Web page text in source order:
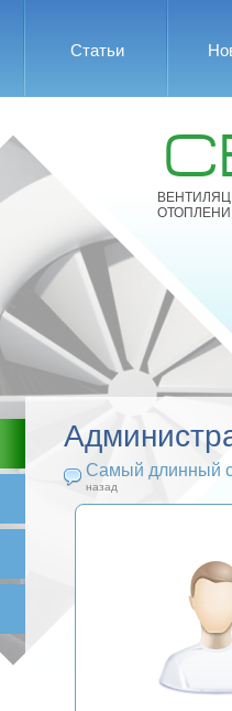
Статьи
Самый длинный
назад